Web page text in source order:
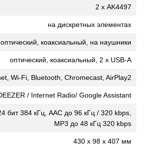
2 х AK4497
на дискретных элементах
коаксиальный, на наушники
оптический, коаксиальный, 2 х USB-A
Wi-Fi, Bluetooth, Chromecast, AirPlay2
/ Internet Radio/ Google Assistant
бит 384 кГц, AAC до 96 кГц / 320 kbps,
MP3 до 48 кГц 320 kbps
430 x 98 x 407 мм